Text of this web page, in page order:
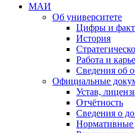
МАИ
Об университете
Цифры и
История
Работа и
Сведения об
Официальные
Устав,
Отчётность
Сведения о
Нормативные